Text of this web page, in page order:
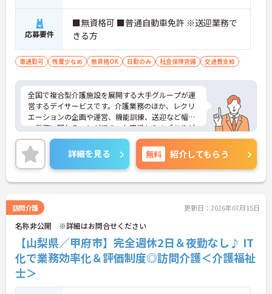
応募要件
■無資格可 ■普通自動車免許 ※送迎業務で
きる方
車通勤可 残業少なめ 無資格OK 日勤のみ 社会保険完備 交通費支給
全国で複合型介護施設を展開する大手グループが運
営するデイサービスです。介護業務のほか、レクリ
エーションの企画や運営、機能訓練、送迎など幅広
い業務に関わることができ、お客様からの「ありが
とう」を直接やりがいにできる環境です。有給休暇
とは別に年間17日間のリフレッシュ休暇が付与さ
れ、平日の取得もしやすいため、ご家庭との両立や
ご自身の趣味など、プライベートを大切にしながら
日勤帯で無理なく働き続けられます。髪色やネイル
保ちながらいきいきと働ける点も魅力です。また、
個人の評価等に応じて支払われる特別報酬制度があ
り、頑張りがしっかりと還元されます。定年後も70
歳まで再雇用制度を利用して働けるため、資格と経
験を活かして長く安定したキャリアを築いていきた
い方に大変おすすめの求人です。
★おすすめPOINT★
詳細を見る 無料 紹介してもらう
訪問介護 更新日：2026年07月15日
名称非公開 ※詳細はお問合せください
【山梨県／甲府市】完全週休2日＆夜勤なし♪ IT
化で業務効率化＆評価制度◎訪問介護＜介護福祉
士＞